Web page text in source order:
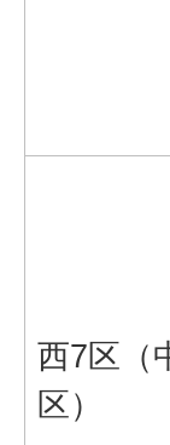
西7区（
区）